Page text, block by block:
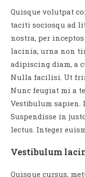
Quisque volutpat
taciti sociosqu ad
nostra, per inceptos
lacinia, urna non
adipiscing diam, a
Nulla facilisi. Ut
Nunc feugiat mi a
Vestibulum sapien.
Suspendisse in
lectus. Integer
Vestibulum
Quisque cursus,